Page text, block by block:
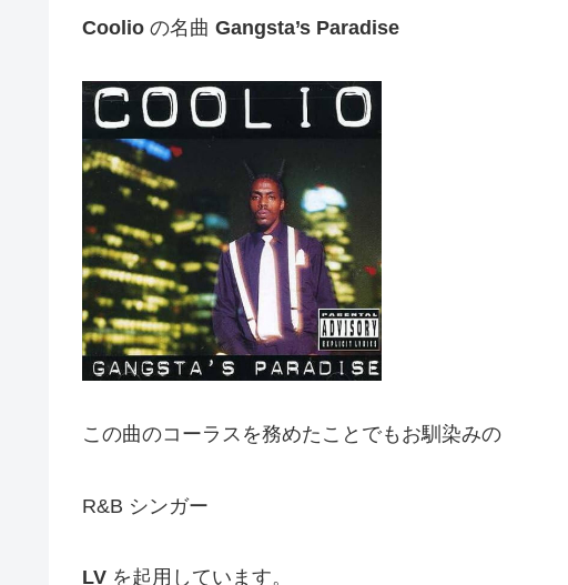
Coolio の名曲 Gangsta’s Paradise
この曲のコーラスを務めたことでもお馴染みの
R&B シンガー
LV を起用しています。